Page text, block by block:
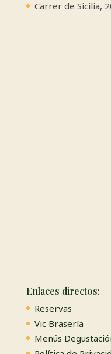
Carrer de Sicilia,
Enlaces directos:
Reservas
Vic Brasería
Menús